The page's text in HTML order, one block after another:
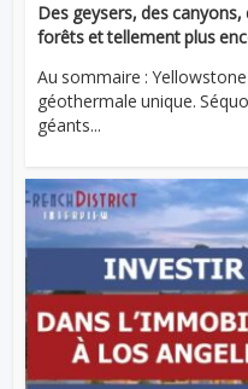
Des geysers, des
forêts et tellement plus
Au sommaire :
géothermale unique.
géants...